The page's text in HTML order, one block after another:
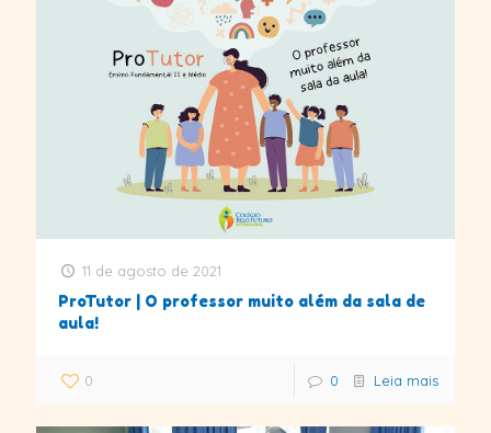
11 de agosto de 2021
ProTutor | O professor muito além da sala de
aula!
0 0 Leia mais